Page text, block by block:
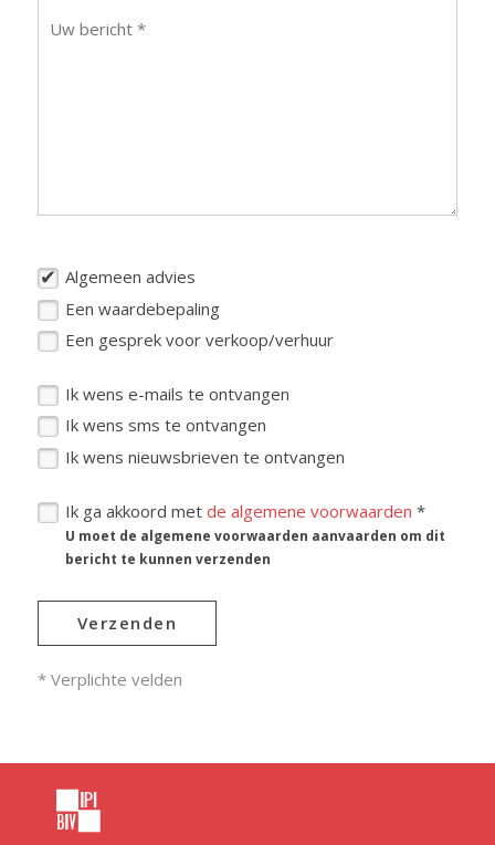
Algemeen advies
Een waardebepaling
Een gesprek voor verkoop/verhuur
Ik wens e-mails te ontvangen
Ik wens sms te ontvangen
Ik wens nieuwsbrieven te ontvangen
Ik ga akkoord met de algemene voorwaarden *
U moet de algemene voorwaarden aanvaarden om dit
bericht te kunnen verzenden
Verzenden
* Verplichte velden